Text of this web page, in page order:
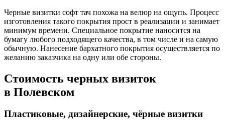
Черные визитки софт тач похожа на велюр на ощупь. Процесс
изготовления такого покрытия прост в реализации и занимает
минимум времени. Специальное покрытие наносится на
бумагу любого подходящего качества, в том числе и на самую
обычную. Нанесение бархатного покрытия осуществляется по
желанию заказчика на одну или обе стороны.
Стоимость черных визиток
в Полевском
Пластиковые, дизайнерские, чёрные визитки